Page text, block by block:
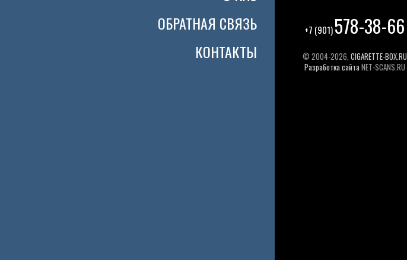
ОБРАТНАЯ СВЯЗЬ
КОНТАКТЫ
+7 (901)578-38-66
© 2004-2026, CIGARETTE-BOX.RU
Разработка сайтаNET-SCANS.RU